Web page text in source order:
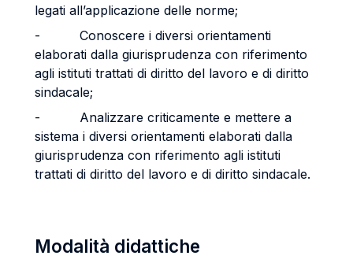
legati all’applicazione delle norme;
- Conoscere i diversi orientamenti
elaborati dalla giurisprudenza con riferimento
agli istituti trattati di diritto del lavoro e di diritto
sindacale;
- Analizzare criticamente e mettere a
sistema i diversi orientamenti elaborati dalla
giurisprudenza con riferimento agli istituti
trattati di diritto del lavoro e di diritto sindacale.
Modalità didattiche